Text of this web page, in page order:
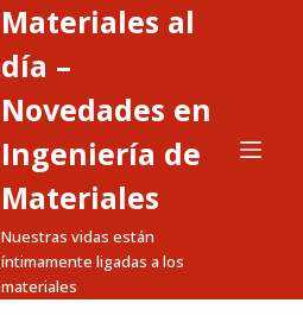
Materiales al
día –
Novedades en
Ingeniería de
Materiales
Nuestras vidas están
íntimamente ligadas a los
materiales